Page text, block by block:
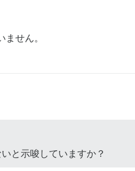
せん。
と示唆していますか？